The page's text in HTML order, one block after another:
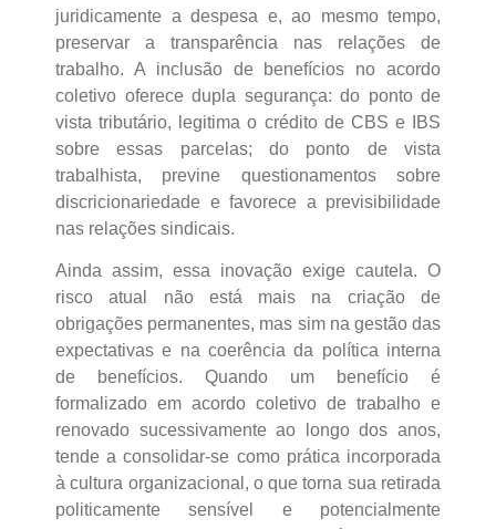
juridicamente a despesa e, ao mesmo tempo,
preservar a transparência nas relações de
trabalho. A inclusão de benefícios no acordo
coletivo oferece dupla segurança: do ponto de
vista tributário, legitima o crédito de CBS e IBS
sobre essas parcelas; do ponto de vista
trabalhista, previne questionamentos sobre
discricionariedade e favorece a previsibilidade
nas relações sindicais.
Ainda assim, essa inovação exige cautela. O
risco atual não está mais na criação de
obrigações permanentes, mas sim na gestão das
expectativas e na coerência da política interna
de benefícios. Quando um benefício é
formalizado em acordo coletivo de trabalho e
renovado sucessivamente ao longo dos anos,
tende a consolidar-se como prática incorporada
à cultura organizacional, o que torna sua retirada
politicamente sensível e potencialmente